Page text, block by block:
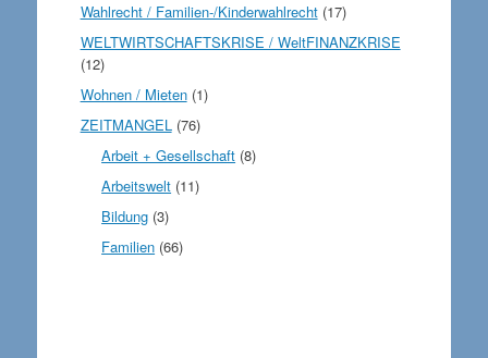
Wahlrecht / Familien-/Kinderwahlrecht(17)
WELTWIRTSCHAFTSKRISE / WeltFINANZKRISE
(12)
Wohnen / Mieten(1)
ZEITMANGEL(76)
Arbeit + Gesellschaft (8)
Arbeitswelt (11)
Bildung (3)
Familien (66)